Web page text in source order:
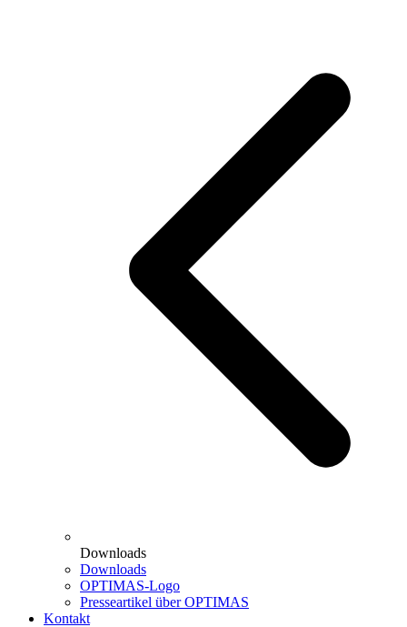
Downloads
Downloads
OPTIMAS-Logo
Presseartikel über OPTIMAS
Kontakt